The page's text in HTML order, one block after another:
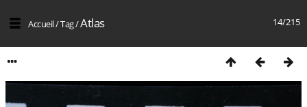
14/215
Accueil/Tag/Atlas